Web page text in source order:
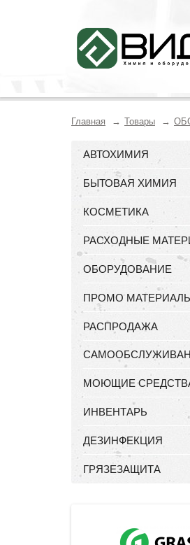
Главная Товары
АВТОХИМИЯ
БЫТОВАЯ ХИМИЯ
КОСМЕТИКА
РАСХОДНЫЕ
ОБОРУДОВАНИЕ
ПРОМО
РАСПРОДАЖА
МОЮЩИЕ
ИНВЕНТАРЬ
ДЕЗИНФЕКЦИЯ
ГРЯЗЕЗАЩИТА